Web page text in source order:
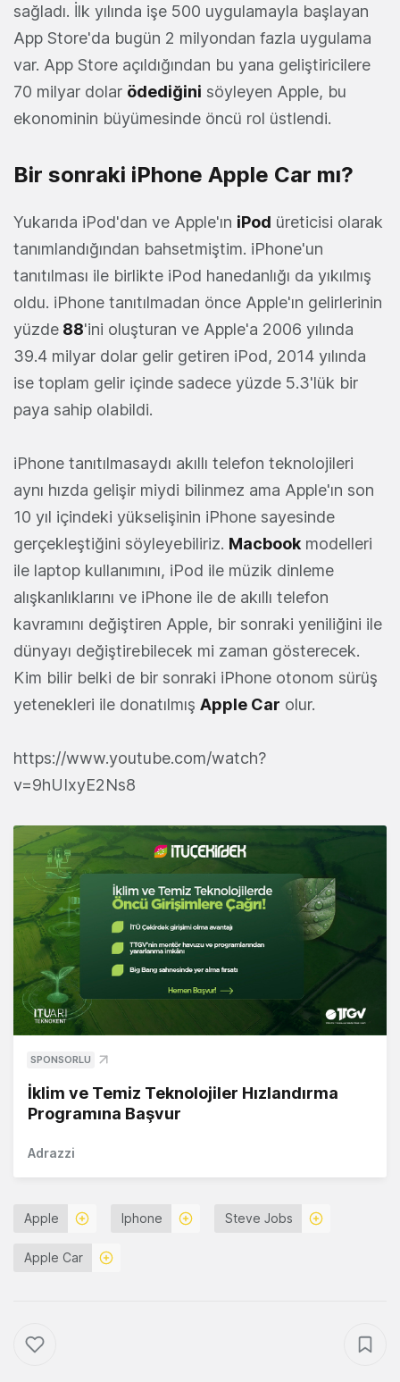
sağladı. İlk yılında işe 500 uygulamayla başlayan
App Store'da bugün 2 milyondan fazla uygulama
var. App Store açıldığından bu yana geliştiricilere
70 milyar dolar ödediğini söyleyen Apple, bu
ekonominin büyümesinde öncü rol üstlendi.
Bir sonraki iPhone Apple Car mı?
Yukarıda iPod'dan ve Apple'ın iPod üreticisi olarak
tanımlandığından bahsetmiştim. iPhone'un
tanıtılması ile birlikte iPod hanedanlığı da yıkılmış
oldu. iPhone tanıtılmadan önce Apple'ın gelirlerinin
yüzde 88'ini oluşturan ve Apple'a 2006 yılında
39.4 milyar dolar gelir getiren iPod, 2014 yılında
ise toplam gelir içinde sadece yüzde 5.3'lük bir
paya sahip olabildi.
iPhone tanıtılmasaydı akıllı telefon teknolojileri
aynı hızda gelişir miydi bilinmez ama Apple'ın son
10 yıl içindeki yükselişinin iPhone sayesinde
gerçekleştiğini söyleyebiliriz. Macbook modelleri
ile laptop kullanımını, iPod ile müzik dinleme
alışkanlıklarını ve iPhone ile de akıllı telefon
kavramını değiştiren Apple, bir sonraki yeniliğini ile
dünyayı değiştirebilecek mi zaman gösterecek.
Kim bilir belki de bir sonraki iPhone otonom sürüş
yetenekleri ile donatılmış Apple Car olur.
https://www.youtube.com/watch?
v=9hUIxyE2Ns8
SPONSORLU
İklim ve Temiz Teknolojiler Hızlandırma
Programına Başvur
Adrazzi
Apple Iphone Steve Jobs
Apple Car